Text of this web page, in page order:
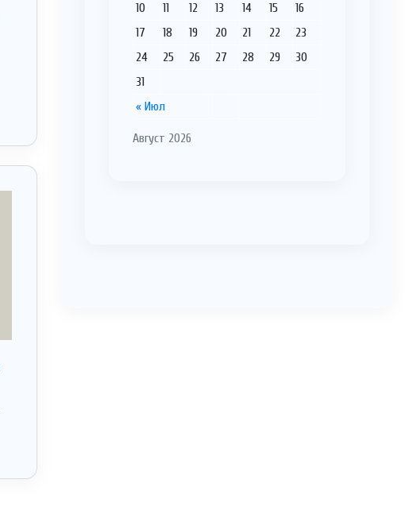
Август 2026
« Июл
10
11 12 13 14 15
16
17
18 19 20 21 22
23
24
25 26 27 28 29
30
31